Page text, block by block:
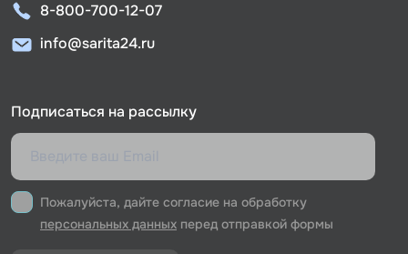
8-800-700-12-07
info@sarita24.ru
Подписаться на рассылку
Пожалуйста, дайте согласие на обработку
персональных данных перед отправкой формы